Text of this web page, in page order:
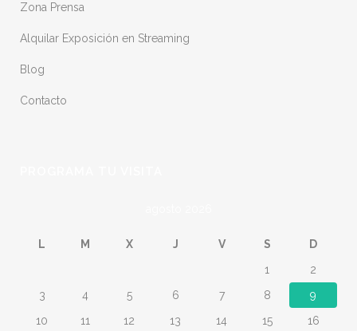
Zona Prensa
Alquilar Exposición en Streaming
Blog
Contacto
L M X J V S
D
1
2
3
4 5 6 7 8
9
10
11 12 13 14 15 16